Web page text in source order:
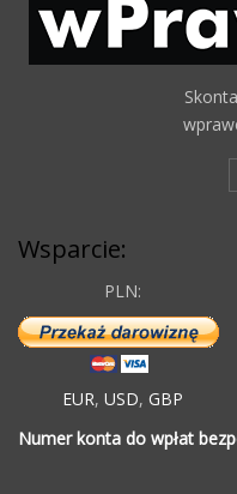
Wsparcie:
PLN:
EUR, USD, GBP
Numer konta do wpłat